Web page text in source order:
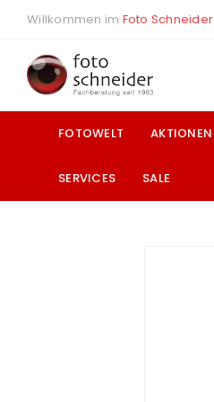
Willkommen im Foto Schneider
FOTOWELT AKTIONEN
SERVICES SALE